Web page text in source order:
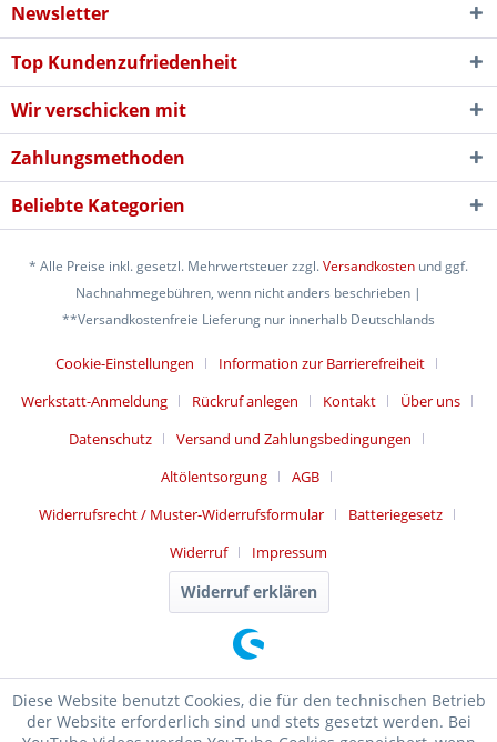
Newsletter
Top Kundenzufriedenheit
Wir verschicken mit
Zahlungsmethoden
Beliebte Kategorien
* Alle Preise inkl. gesetzl. Mehrwertsteuer zzgl.Versandkosten und ggf.
Nachnahmegebühren, wenn nicht anders beschrieben |
**Versandkostenfreie Lieferung nur innerhalb Deutschlands
Cookie-Einstellungen
Information zur Barrierefreiheit
Werkstatt-Anmeldung
Rückruf anlegen Kontakt
Über uns
Datenschutz
Versand und Zahlungsbedingungen
Altölentsorgung
AGB
Widerrufsrecht / Muster-Widerrufsformular
Batteriegesetz
Widerruf
Impressum
Widerruf erklären
Diese Website benutzt Cookies, die für den technischen Betrieb
der Website erforderlich sind und stets gesetzt werden. Bei